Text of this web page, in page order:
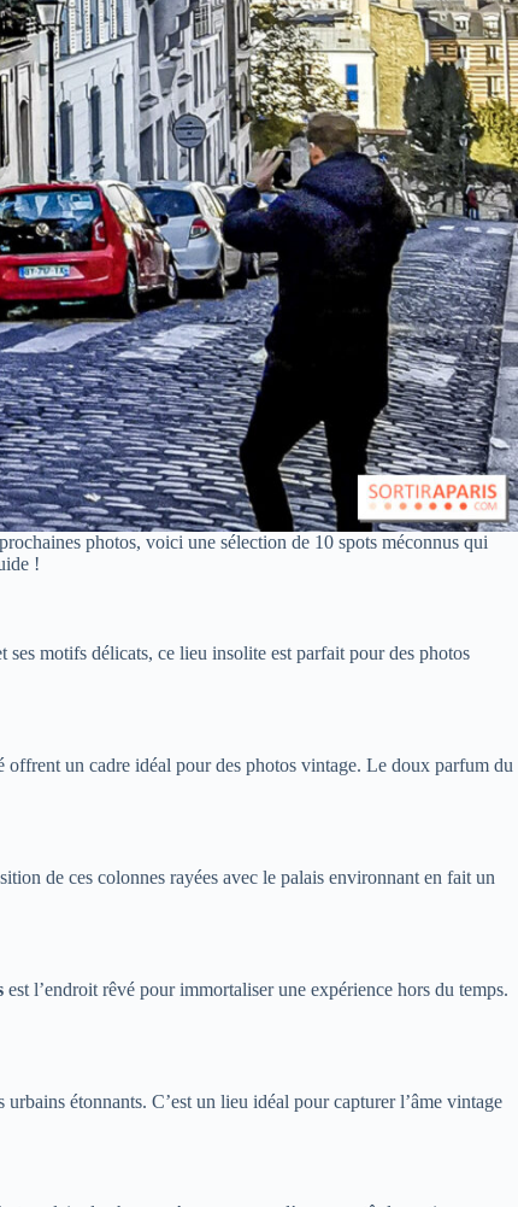
photos, voici une sélection de 10 spots méconnus qui
!
ses motifs délicats, ce lieu insolite est parfait pour des photos
offrent un cadre idéal pour des photos vintage. Le doux parfum du
de ces colonnes rayées avec le palais environnant en fait un
est l’endroit rêvé pour immortaliser une expérience hors du temps.
urbains étonnants. C’est un lieu idéal pour capturer l’âme vintage